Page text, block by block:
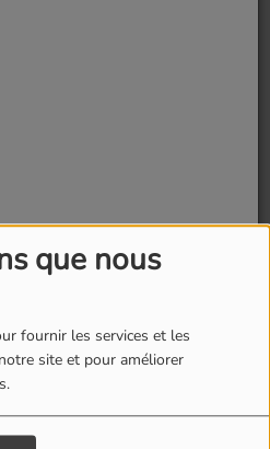
que nous
fournir les services et les
site et pour améliorer
: LE MONDE